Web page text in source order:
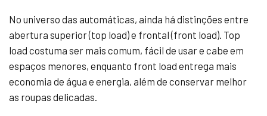
No universo das automáticas, ainda há distinções entre
abertura superior (top load) e frontal (front load). Top
load costuma ser mais comum, fácil de usar e cabe em
espaços menores, enquanto front load entrega mais
economia de água e energia, além de conservar melhor
as roupas delicadas.